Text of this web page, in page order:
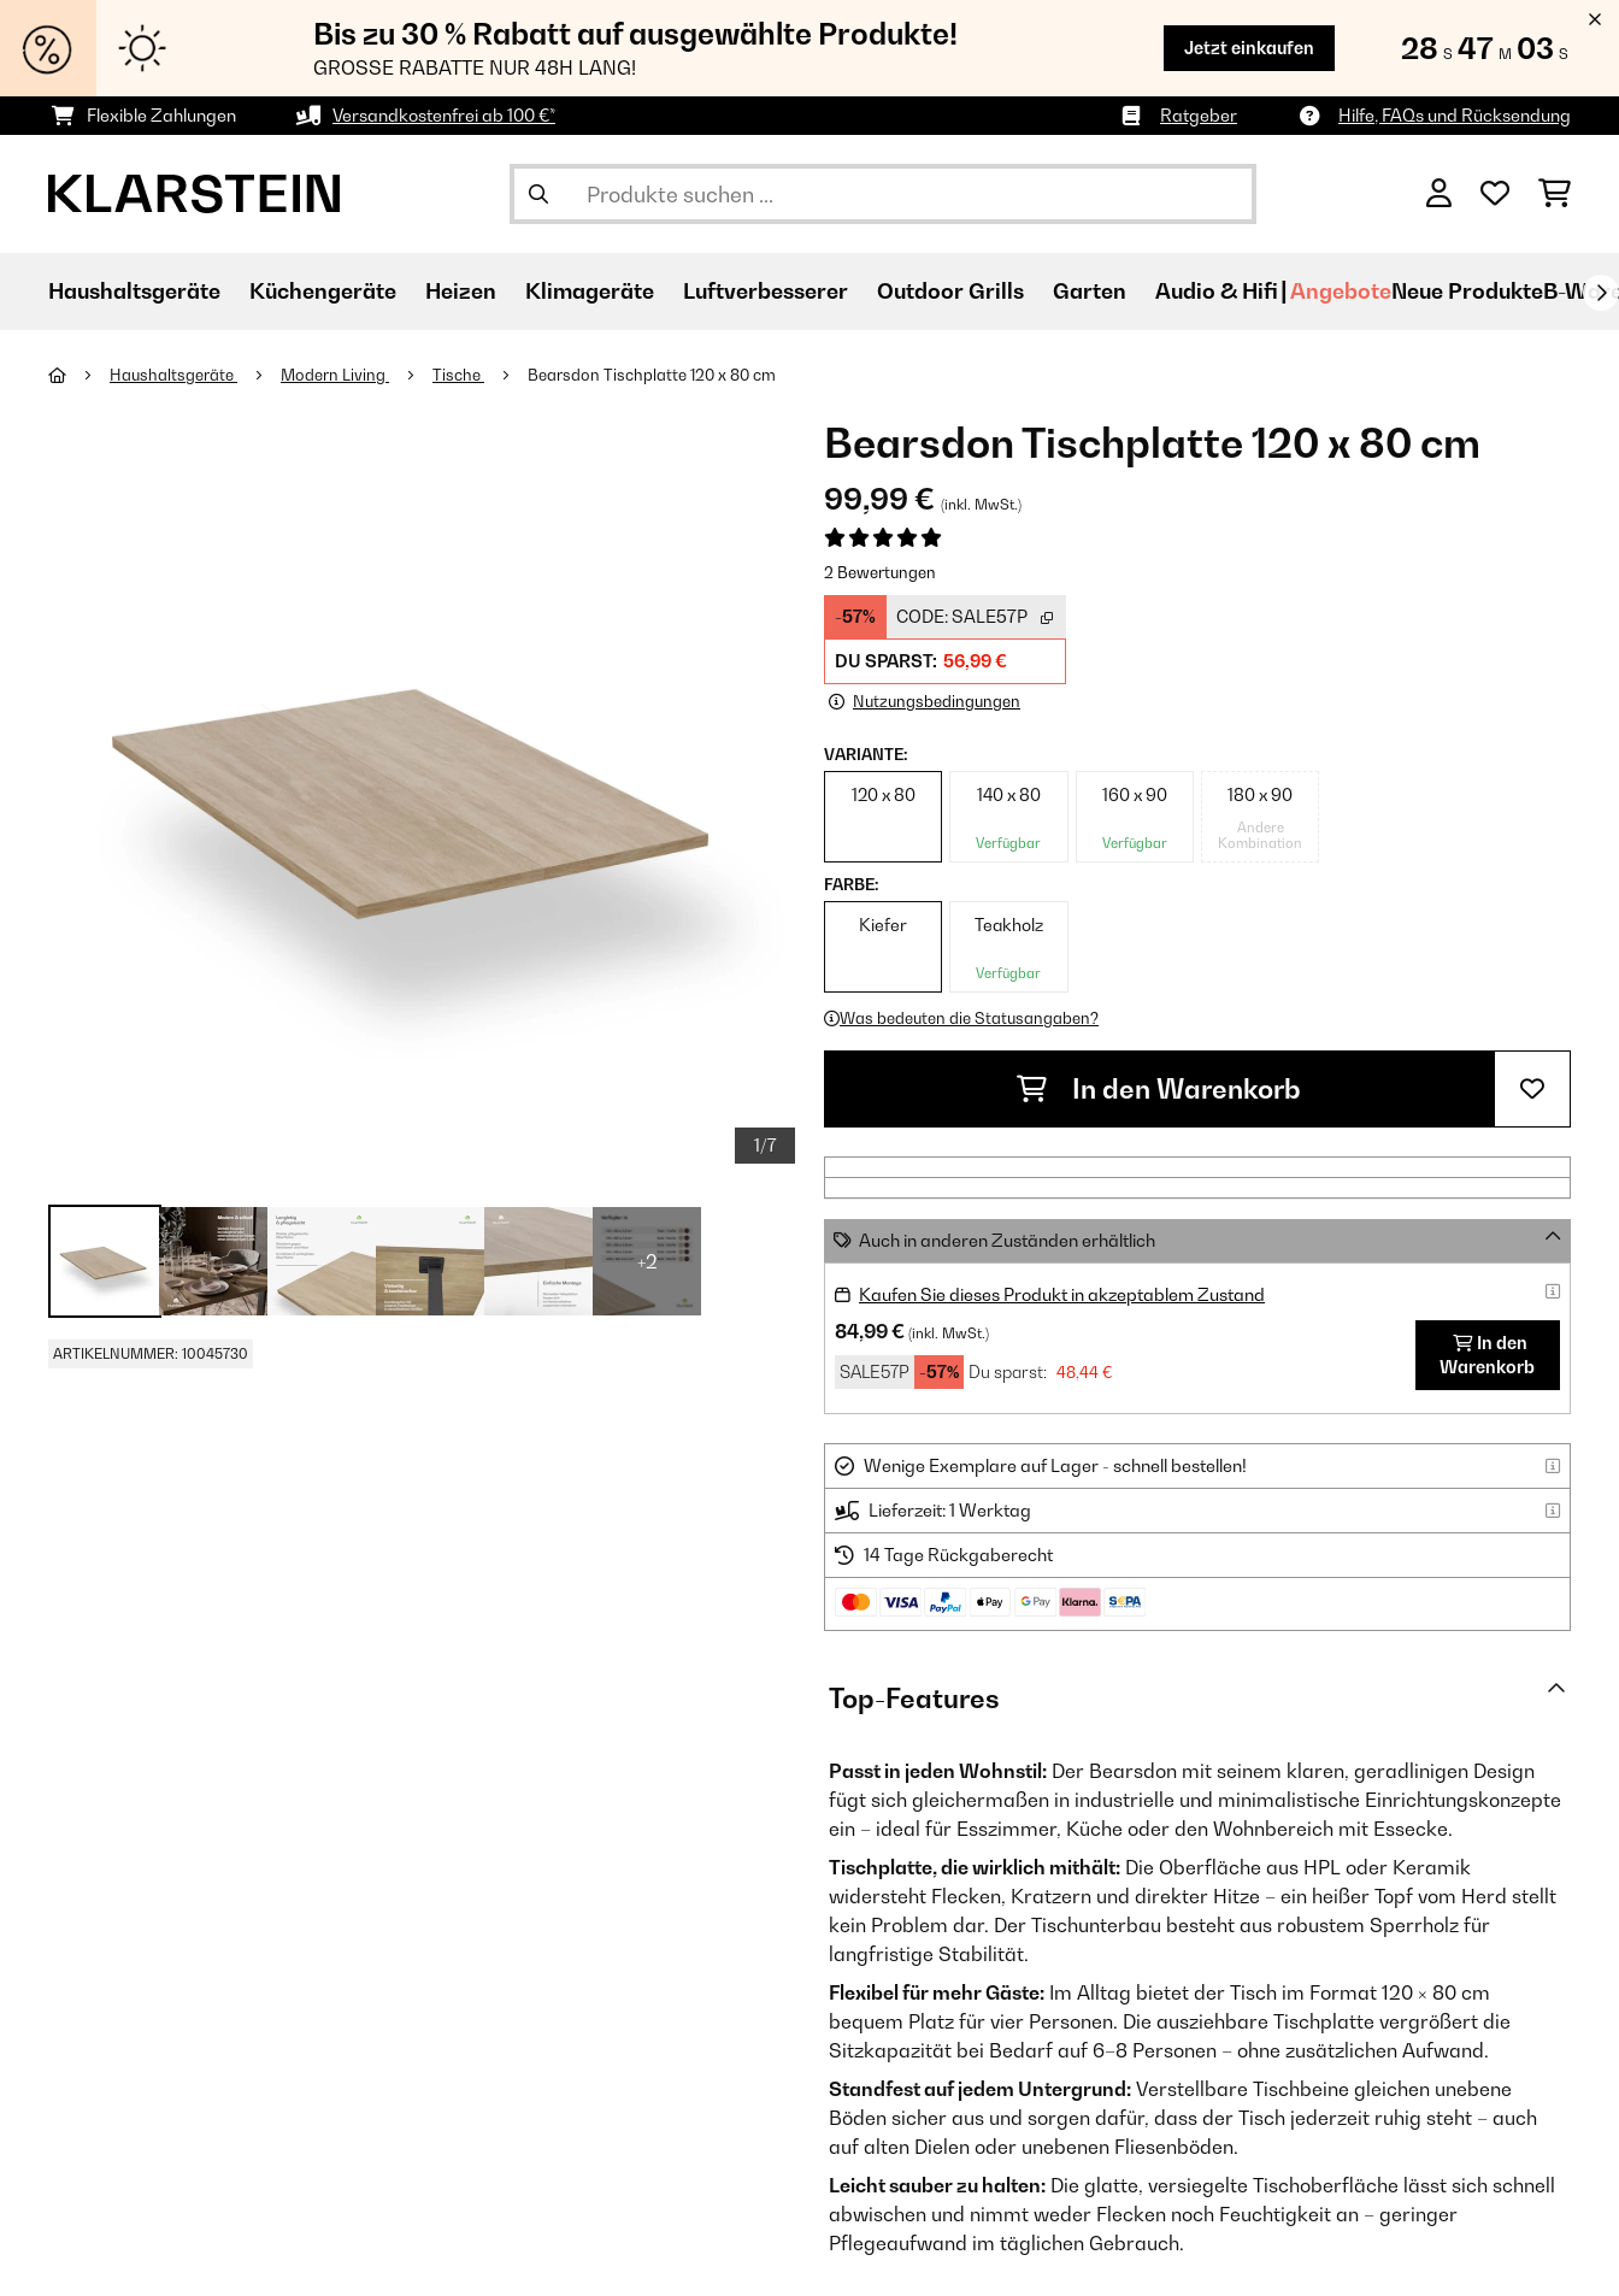
Bis zu 30 % Rabatt auf ausgewählte Produkte!
GROSSE RABATTE NUR 48H LANG!
Jetzt einkaufen 28 S 47 M 02 S
Flexible Zahlungen Versandkostenfrei ab 100 €* Ratgeber Hilfe, FAQs und Rücksendung
Haushaltsgeräte Küchengeräte Heizen Klimageräte Luftverbesserer Outdoor Grills Garten Audio & Hifi AngeboteNeue ProdukteB-
Haushaltsgeräte Modern Living Tische Bearsdon Tischplatte 120 x 80 cm
1/7
+2
ARTIKELNUMMER: 10045730
Bearsdon Tischplatte 120 x 80 cm
99,99 € (inkl. MwSt.)
2 Bewertungen
-57% CODE:SALE57P
DU SPARST: 56,99 €
Nutzungsbedingungen
VARIANTE:
120 x 80 140 x 80
Verfügbar
160 x 90
Verfügbar
180 x 90
Andere
Kombination
FARBE:
Kiefer Teakholz
Verfügbar
Was bedeuten die Statusangaben?
In den Warenkorb
Auch in anderen Zuständen erhältlich
Kaufen Sie dieses Produkt in akzeptablem Zustand
84,99 € (inkl. MwSt.)
SALE57P -57% Du sparst: 48,44 €
In den
Warenkorb
Wenige Exemplare auf Lager - schnell bestellen!
Lieferzeit: 1 Werktag
14 Tage Rückgaberecht
Top-Features
Passt in jeden Wohnstil: Der Bearsdon mit seinem klaren, geradlinigen Design
fügt sich gleichermaßen in industrielle und minimalistische Einrichtungskonzepte
ein – ideal für Esszimmer, Küche oder den Wohnbereich mit Essecke.
Tischplatte, die wirklich mithält: Die Oberfläche aus HPL oder Keramik
widersteht Flecken, Kratzern und direkter Hitze – ein heißer Topf vom Herd stellt
kein Problem dar. Der Tischunterbau besteht aus robustem Sperrholz für
langfristige Stabilität.
Flexibel für mehr Gäste: Im Alltag bietet der Tisch im Format 120 × 80 cm
bequem Platz für vier Personen. Die ausziehbare Tischplatte vergrößert die
Sitzkapazität bei Bedarf auf 6–8 Personen – ohne zusätzlichen Aufwand.
Standfest auf jedem Untergrund: Verstellbare Tischbeine gleichen unebene
Böden sicher aus und sorgen dafür, dass der Tisch jederzeit ruhig steht – auch
auf alten Dielen oder unebenen Fliesenböden.
Leicht sauber zu halten: Die glatte, versiegelte Tischoberfläche lässt sich schnell
abwischen und nimmt weder Flecken noch Feuchtigkeit an – geringer
Pflegeaufwand im täglichen Gebrauch.